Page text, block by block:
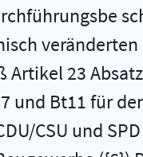
Artikel 23
und Bt11 für
CSU und